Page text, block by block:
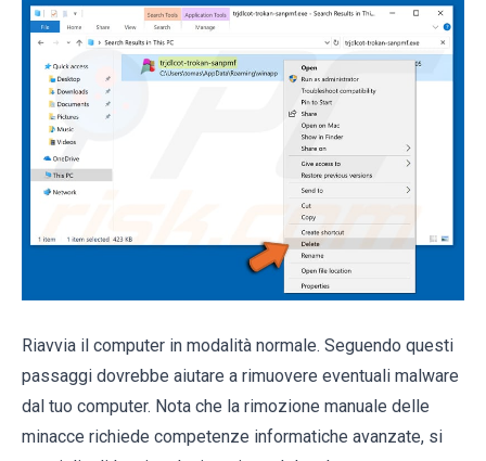
Riavvia il computer in modalità normale. Seguendo questi
passaggi dovrebbe aiutare a rimuovere eventuali malware
dal tuo computer. Nota che la rimozione manuale delle
minacce richiede competenze informatiche avanzate, si